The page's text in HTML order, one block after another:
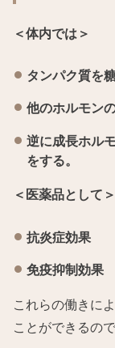
＜体内では＞
タンパク質を
他のホルモン
逆に成長ホル
をする。
＜医薬品として＞
抗炎症効果
免疫抑制効果
これらの働きに
ことができるので